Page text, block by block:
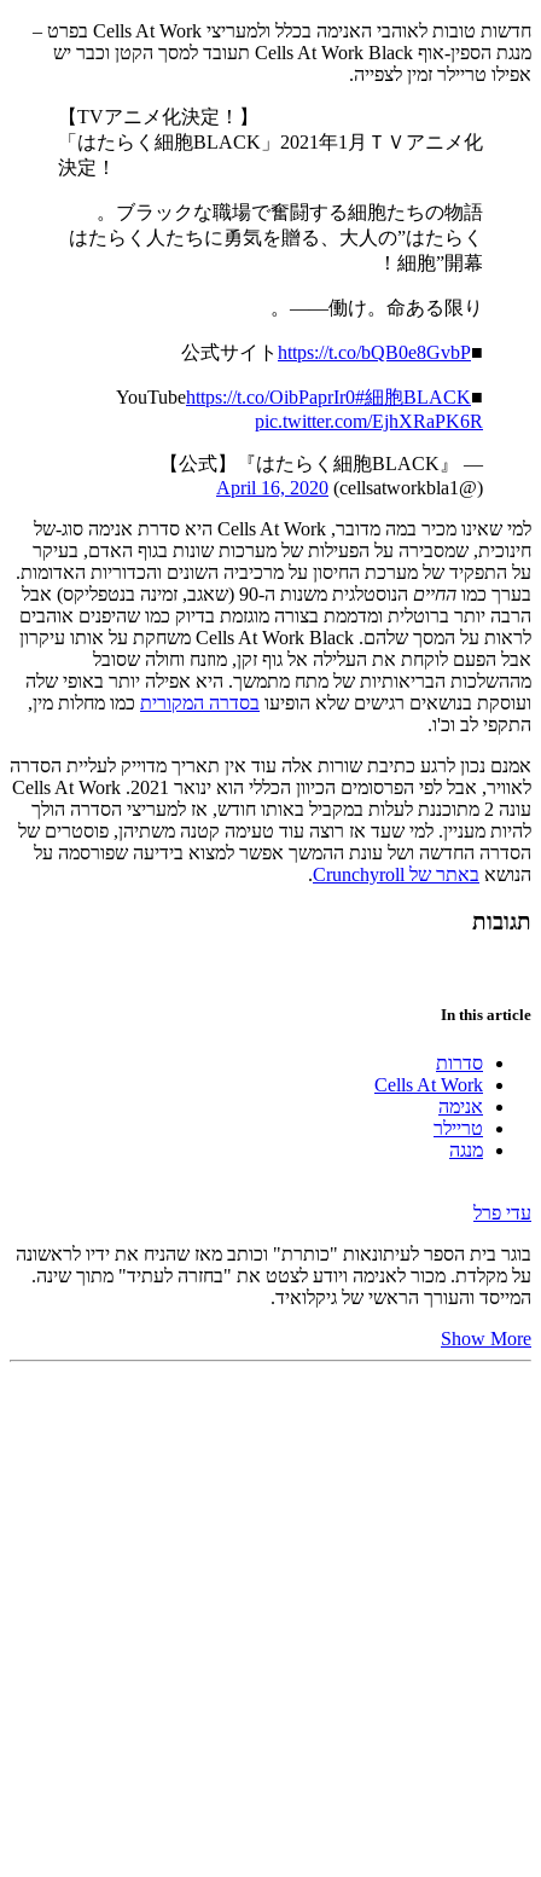
חדשות טובות לאוהבי האנימה בכלל ולמעריצי Cells At Work בפרט –
מנגת הספין-אוף Cells At Work Black תעובד למסך הקטן וכבר יש
אפילו טריילר זמין לצפייה.
【TVアニメ化決定！】
「はたらく細胞BLACK」2021年1月ＴＶアニメ化
決定！
ブラックな職場で奮闘する細胞たちの物語。
はたらく人たちに勇気を贈る、大人の”はたらく
細胞”開幕！
働け。命ある限り——。
■公式サイト
https://t.co/bQB0e8GvbP
■YouTube
https://t.co/OibPaprIr0#細胞BLACK
pic.twitter.com/EjhXRaPK6R
— 『はたらく細胞BLACK』【公式】
(@cellsatworkbla1)
April 16, 2020
למי שאינו מכיר במה מדובר, Cells At Work היא סדרת אנימה סוג-של
חינוכית, שמסבירה על הפעילות של מערכות שונות בגוף האדם, בעיקר
על התפקיד של מערכת החיסון על מרכיביה השונים והכדוריות האדומות.
בערך כמו החיים
הנוסטלגית משנות ה-90 (שאגב, זמינה בנטפליקס) אבל
הרבה יותר ברוטלית ומדממת בצורה מוגזמת בדיוק כמו שהיפנים אוהבים
לראות על המסך שלהם. Cells At Work Black משחקת על אותו עיקרון
אבל הפעם לוקחת את העלילה אל גוף זקן, מוזנח וחולה שסובל
מההשלכות הבריאותיות של מתח מתמשך. היא אפילה יותר באופי שלה
ועוסקת בנושאים רגישים שלא הופיעו בסדרה המקורית כמו מחלות מין,
התקפי לב וכ'ו.
אמנם נכון לרגע כתיבת שורות אלה עוד אין תאריך מדוייק לעליית הסדרה
לאוויר, אבל לפי הפרסומים הכיוון הכללי הוא ינואר 2021. Cells At Work
עונה 2 מתוכננת לעלות במקביל באותו חודש, אז למעריצי הסדרה הולך
להיות מעניין. למי שעד אז רוצה עוד טעימה קטנה משתיהן, פוסטרים של
הסדרה החדשה ושל עונת ההמשך אפשר למצוא בידיעה שפורסמה על
הנושא באתר של Crunchyroll .
תגובות
In this article
סדרות
Cells At Work
אנימה
טריילר
מנגה
עדי פרל
בוגר בית הספר לעיתונאות "כותרת" וכותב מאז שהניח את ידיו לראשונה
על מקלדת. מכור לאנימה ויודע לצטט את "בחזרה לעתיד" מתוך שינה.
המייסד והעורך הראשי של גיקלואיד.
Show More